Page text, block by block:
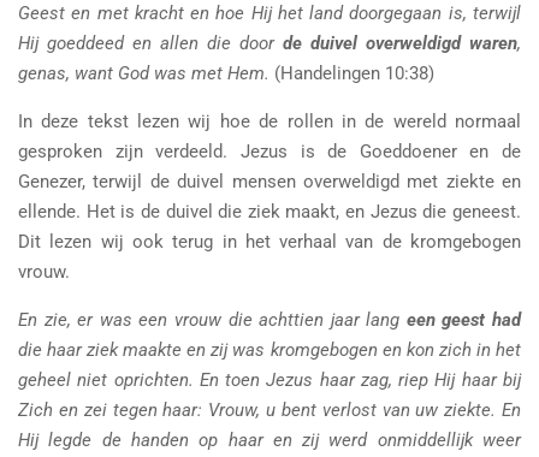
Geest en met kracht en hoe Hij het land doorgegaan is, terwijl
Hij goeddeed en allen die door de duivel overweldigd waren,
genas, want God was met Hem. (Handelingen 10:38)
In deze tekst lezen wij hoe de rollen in de wereld normaal
gesproken zijn verdeeld. Jezus is de Goeddoener en de
Genezer, terwijl de duivel mensen overweldigd met ziekte en
ellende. Het is de duivel die ziek maakt, en Jezus die geneest.
Dit lezen wij ook terug in het verhaal van de kromgebogen
vrouw.
En zie, er was een vrouw die achttien jaar lang een geest had
die haar ziek maakte en zij was kromgebogen en kon zich in het
geheel niet oprichten. En toen Jezus haar zag, riep Hij haar bij
Zich en zei tegen haar: Vrouw, u bent verlost van uw ziekte. En
Hij legde de handen op haar en zij werd onmiddellijk weer